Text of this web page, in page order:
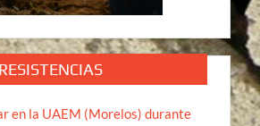
RESISTENCIAS
en la UAEM (Morelos) durante